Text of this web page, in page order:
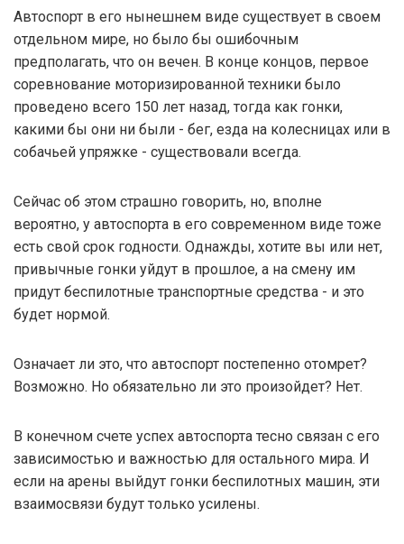
Автоспорт в его нынешнем виде существует в своем
отдельном мире, но было бы ошибочным
предполагать, что он вечен. В конце концов, первое
соревнование моторизированной техники было
проведено всего 150 лет назад, тогда как гонки,
какими бы они ни были - бег, езда на колесницах или в
собачьей упряжке - существовали всегда.
Сейчас об этом страшно говорить, но, вполне
вероятно, у автоспорта в его современном виде тоже
есть свой срок годности. Однажды, хотите вы или нет,
привычные гонки уйдут в прошлое, а на смену им
придут беспилотные транспортные средства - и это
будет нормой.
Означает ли это, что автоспорт постепенно отомрет?
Возможно. Но обязательно ли это произойдет? Нет.
В конечном счете успех автоспорта тесно связан с его
зависимостью и важностью для остального мира. И
если на арены выйдут гонки беспилотных машин, эти
взаимосвязи будут только усилены.